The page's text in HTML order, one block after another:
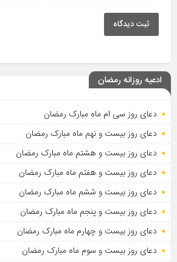
ثبت دیدگاه
ادعیه روزانه رمضان
دعای روز سی ام ماه مبارک رمضان
دعای روز بیست و نهم ماه مبارک رمضان
دعای روز بیست و هشتم ماه مبارک رمضان
دعای روز بیست و هفتم ماه مبارک رمضان
دعای روز بیست و ششم ماه مبارک رمضان
دعای روز بیست و پنجم ماه مبارک رمضان
دعای روز بیست و چهارم ماه مبارک رمضان
دعای روز بیست و سوم ماه مبارک رمضان